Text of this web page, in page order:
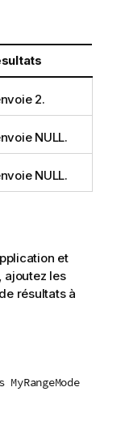
2.
NULL.
NULL.
et
ajoutez les
résultats à